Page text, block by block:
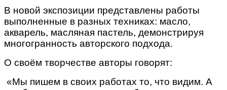
В новой экспозиции представлены работы
выполненные в разных техниках: масло,
акварель, масляная пастель, демонстрируя
многогранность авторского подхода.
О своём творчестве авторы говорят:
«Мы пишем в своих работах то, что видим. А